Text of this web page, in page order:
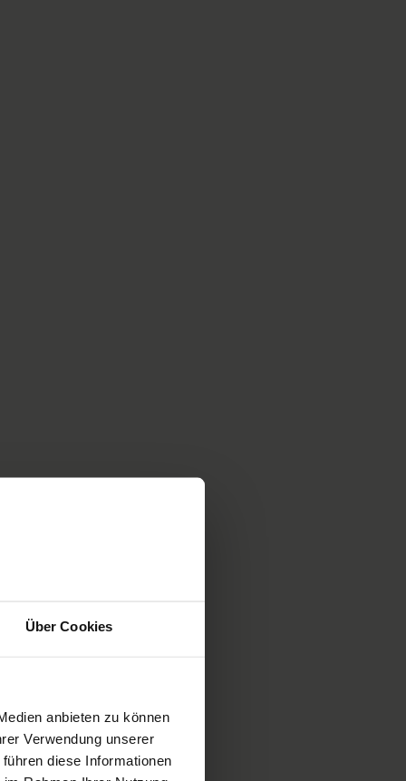
Über Cookies
anbieten zu können
Verwendung unserer
diese Informationen